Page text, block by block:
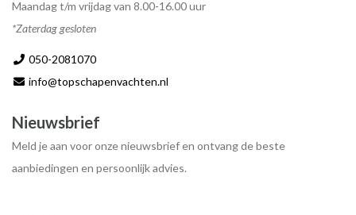
Maandag t/m vrijdag van 8.00-16.00 uur
*Zaterdag gesloten
050-2081070
info@topschapenvachten.nl
Nieuwsbrief
Meld je aan voor onze nieuwsbrief en ontvang de beste
aanbiedingen en persoonlijk advies.